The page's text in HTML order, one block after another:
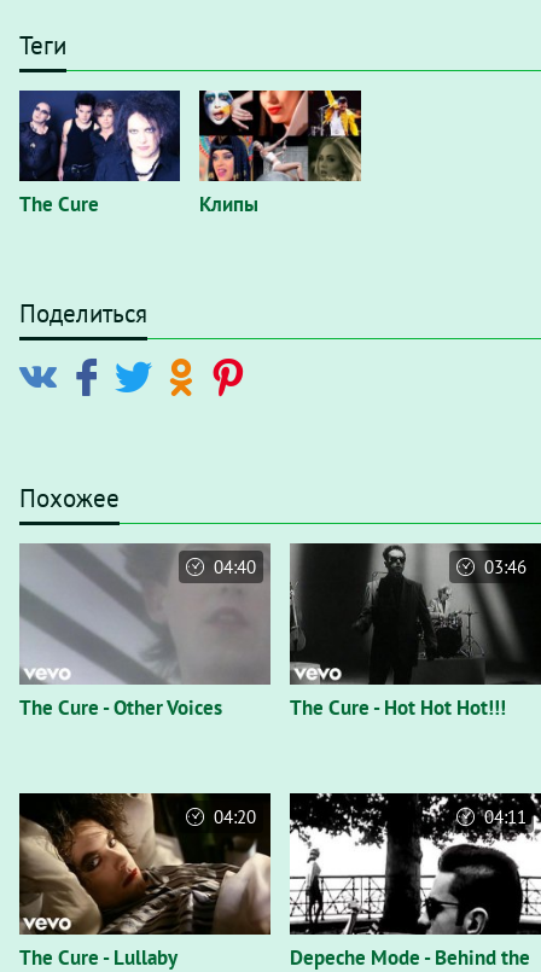
Теги
The Cure Клипы
Поделиться
Похожее
The Cure - Other Voices
04:40
The Cure - Hot Hot Hot!!!
03:46
The Cure - Lullaby
04:20
Depeche Mode - Behind the
04:11